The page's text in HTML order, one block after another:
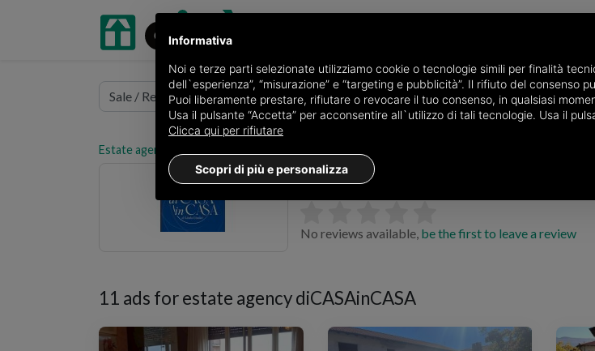
Estate agents oikia.it
diCASAinCASA
No reviews available, be the first to leave a review
11 ads forestate agency diCASAinCASA
Informativa
Noi e terze parti selezionate utilizziamo cookie o tecnologie simili per finalità
dell`esperienza”, “misurazione” e “targeting e pubblicità”. Il rifiuto del consenso
Puoi liberamente prestare, rifiutare o revocare il tuo consenso, in qualsiasi
Usa il pulsante “Accetta” per acconsentire all`utilizzo di tali tecnologie. Usa il
Clicca qui per rifiutare
Scopri di più e personalizza